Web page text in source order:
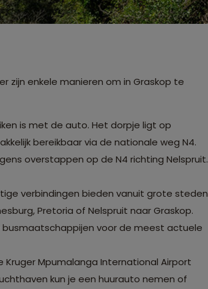
zijn enkele manieren om in Graskop te
is met de auto. Het dorpje ligt op
bereikbaar via de nationale weg N4.
overstappen op de N4 richting Nelspruit.
verbindingen bieden vanuit grote steden
Pretoria of Nelspruit naar Graskop.
voor de meest actuele
Kruger Mpumalanga International Airport
kun je een huurauto nemen of